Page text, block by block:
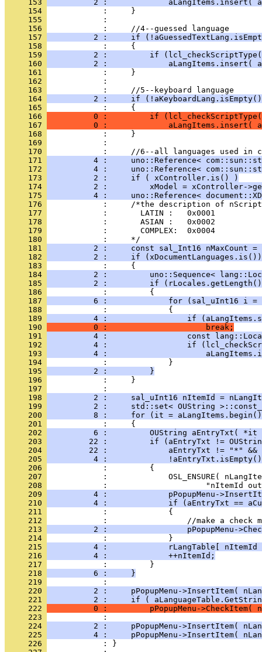
     153
2 :             aLangItems.insert(
     154
     155
     156
     157
2 :     if
     158
     159
2 :         if
     160
2 :             aLangItems.insert(
     161
     162
     163
     164
2 :     if
     165
     166
0 :         if
     167
0 :             aLangItems.insert(
     168
     169
     170
     171
4 :     uno::Reference<
     172
4 :     uno::Reference<
     173
          2 :     if ( xController.is() )
     174
2 :         xModel = xController-
     175
4 :     uno::Reference<
     176
     177
     178
     179
     180
     181
2 :     const sal_Int16 nMaxCount =
     182
          2 :     if (xDocumentLanguages.is())
     183
     184
2 :         uno::Sequence<
     185
2 :         if
     186
     187
6 :             for (sal_uInt16 i
     188
     189
4 :                 if
     190
          0 :                     break;
     191
4 :                 const
     192
4 :                 if
     193
4 :
     194
     195
          2 :         }
     196
     197
     198
2 :     sal_uInt16 nItemId =
     199
2 :     std::set< OUString
     200
8 :     for (it =
     201
     202
6 :         OUString aEntryTxt( *it
     203
22 :         if (aEntryTxt !=
     204
22 :             aEntryTxt != "*"
     205
4 :
     206
     207
     208
     209
4 :             pPopupMenu-
     210
4 :             if (aEntryTxt ==
     211
     212
     213
2 :                 pPopupMenu-
     214
     215
4 :             rLangTable[ nItemId
     216
          4 :             ++nItemId;
     217
     218
          6 :     }
     219
     220
2 :     pPopupMenu->InsertItem(
     221
2 :     if (
     222
0 :         pPopupMenu->CheckItem(
     223
     224
2 :     pPopupMenu->InsertItem(
     225
4 :     pPopupMenu->InsertItem(
     226
            : }